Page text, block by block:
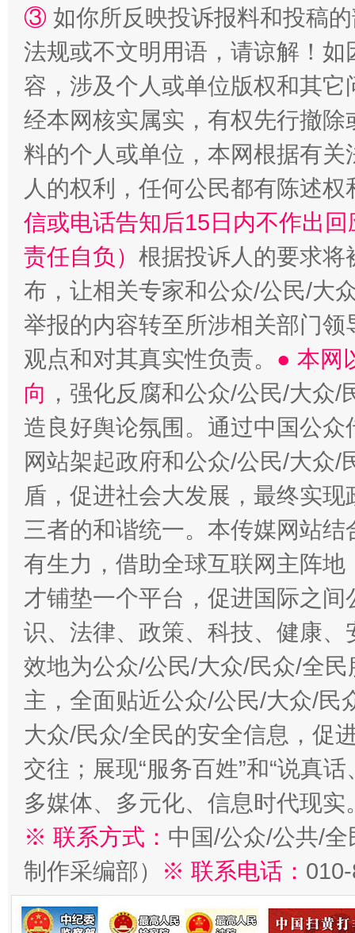
③ 如你所反映投诉报料和投稿
法规或不文明用语，请谅解！
容，涉及个人或单位版权和其它
经本网核实属实，有权先行撤
料的个人或单位，本网根据有
人的权利，任何公民都有陈述
信或电话告知后15日内不作出
责任自负） 根据投诉人的要求将
布，让相关专家和公众/公民/大
举报的内容转至所涉相关部门
观点和对其真实性负责。 ● 本网
向 ，强化反腐和公众/公民/大众
造良好舆论氛围。通过中国公
网站架起政府和公众/公民/大众
盾，促进社会大发展，最终实
三者的和谐统一。本传媒网站
有生力，借助全球互联网主阵
才铺垫一个平台，促进国际之
识、法律、政策、科技、健康
效地为公众/公民/大众/民众/全
主，全面贴近公众/公民/大众/民
大众/民众/全民的安全信息，促
交往；展现“服务百姓”和“说真
多媒体、多元化、信息时代现实
※ 联系方式： 中国/公众/公共/
制作采编部）
※ 联系电话：